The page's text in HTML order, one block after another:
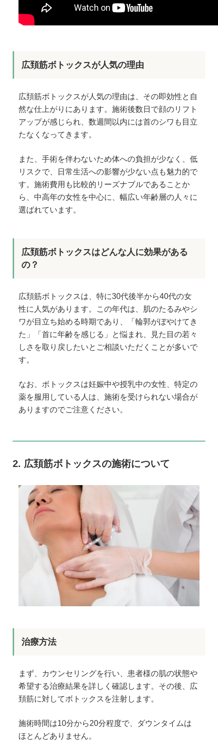
広頚筋ボトックスが人気の理由
広頚筋ボトックスが人気の理由は、その即効性と自
然な仕上がりにあります。施術後数日で顔のリフト
アップが感じられ、数週間以内には首のシワも目立
たなくなってきます。
また、手術を伴わないため体への負担が少なく、低
リスクで、日常生活への影響が少ない点も魅力的で
す。施術費用も比較的リーズナブルであることか
ら、中高年の女性を中心に、幅広い年齢層の人々に
選ばれています。
広頚筋ボトックスはどんな人に効果がある
の？
広頚筋ボトックスは、特に30代後半から40代の女
性に人気があります。この年代は、肌のたるみやシ
ワが目立ち始める時期であり、「輪郭がぼやけてき
た」「首に年齢を感じる」と悩まれ、見た目の若々
しさを取り戻したいとご相談いただくことが多いで
す。
なお、ボトックスは妊娠中や授乳中の女性、特定の
薬を服用している人は、施術を受けられない場合が
ありますのでご注意ください。
広頚筋ボトックスの施術について
治療方法
まず、カウンセリングを行い、患者様の肌の状態や
希望する治療結果を詳しく確認します。その後、広
頚筋に対してボトックスを注射します。
施術時間は10分から20分程度で、ダウンタイムは
ほとんどありません。